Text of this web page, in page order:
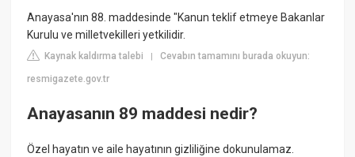
Anayasa'nın 88. maddesinde "Kanun teklif etmeye Bakanlar
Kurulu ve milletvekilleri yetkilidir.
Kaynak kaldırma talebi |Cevabın tamamını burada okuyun:
resmigazete.gov.tr
Anayasanın 89 maddesi nedir?
Özel hayatın ve aile hayatının gizliliğine dokunulamaz.